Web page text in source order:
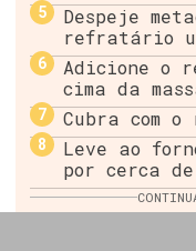
Despeje
refratário
Adicione o
cima da
Cubra com
Leve ao
por cerca